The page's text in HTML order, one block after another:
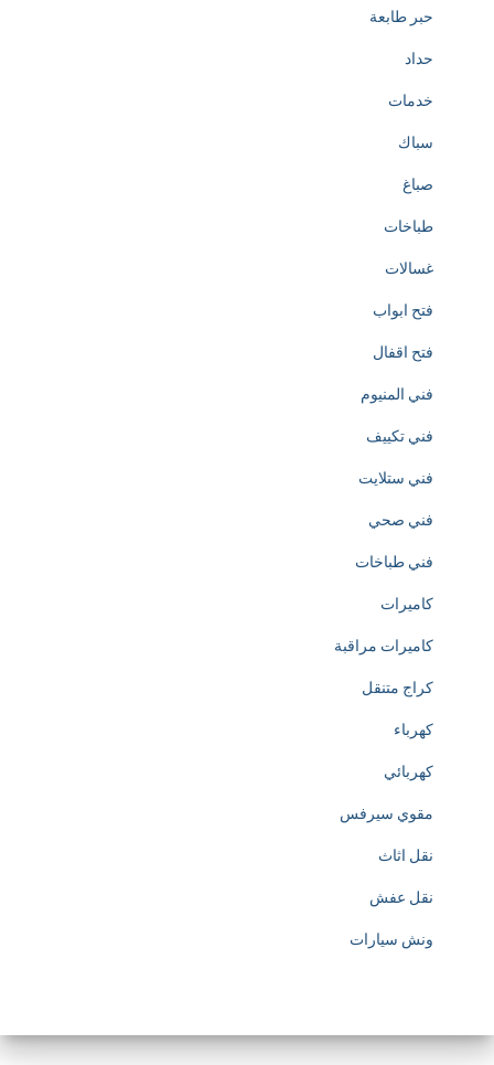
h
e
c
e
a
o
n
o
h
p
s
w
w
.
حبر طابعة
حداد
خدمات
سباك
صباغ
طباخات
غسالات
فتح ابواب
فتح اقفال
فني المنيوم
فني تكييف
فني ستلايت
فني صحي
فني طباخات
كاميرات
كاميرات مراقبة
كراج متنقل
كهرباء
كهربائي
مقوي سيرفس
نقل اثاث
نقل عفش
ونش سيارات